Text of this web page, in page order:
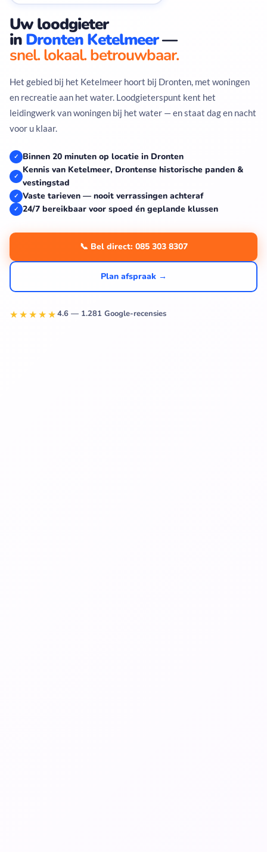
Uw loodgieter
in Dronten Ketelmeer—
snel. lokaal. betrouwbaar.
Het gebied bij het Ketelmeer hoort bij Dronten, met woningen
en recreatie aan het water. Loodgieterspunt kent het
leidingwerk van woningen bij het water — en staat dag en nacht
voor u klaar.
✓ Binnen 20 minuten op locatie in Dronten
✓
Kennis van Ketelmeer, Drontense historische panden &
vestingstad
✓ Vaste tarieven — nooit verrassingen achteraf
✓ 24/7 bereikbaar voor spoed én geplande klussen
📞 Bel direct: 085 303 8307
Plan afspraak →
★★★★★4.6 — 1.281 Google-recensies